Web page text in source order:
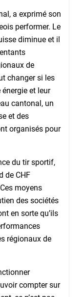
a exprimé son
performer. Le
diminue et il
de
changer si les
et leur
cantonal, un
et des
organisés pour
du tir sportif,
de CHF
moyens
des sociétés
en sorte qu’ils
régionaux de
compter sur